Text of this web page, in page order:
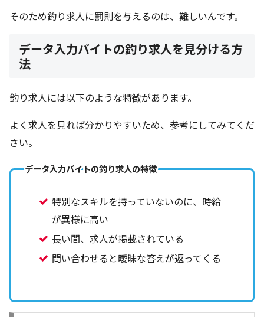
そのため釣り求人に罰則を与えるのは、難しいんです。
データ入力バイトの釣り求人を見分ける方
法
釣り求人には以下のような特徴があります。
よく求人を見れば分かりやすいため、参考にしてみてくだ
さい。
データ入力バイトの釣り求人の特徴
特別なスキルを持っていないのに、時給
が異様に高い
長い間、求人が掲載されている
問い合わせると曖昧な答えが返ってくる